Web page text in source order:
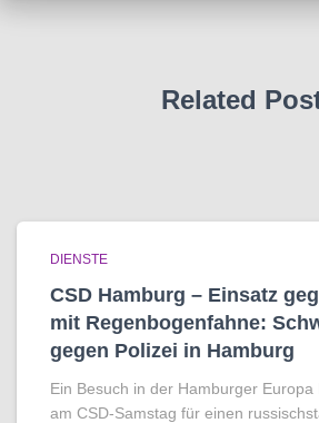
Related
DIENSTE
CSD Hamburg – Einsatz
mit Regenbogen­fahne:
gegen Polizei in Hamburg
Ein Besuch in der Hamburger Europa
am CSD-Samstag für einen